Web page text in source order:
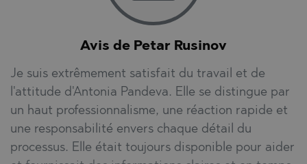
Avis de Petar Rusinov
Je suis extrêmement satisfait du travail et de
l'attitude d'Antonia Pandeva. Elle se distingue par
un haut professionnalisme, une réaction rapide et
une responsabilité envers chaque détail du
processus. Elle était toujours disponible pour aider